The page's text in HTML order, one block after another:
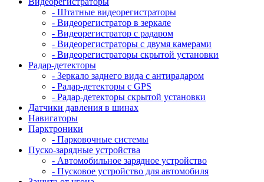
- Штатные видеорегистраторы
- Видеорегистратор в зеркале
- Видеорегистратор с радаром
- Видеорегистраторы с двумя камерами
- Видеорегистраторы скрытой установки
Радар-детекторы
- Зеркало заднего вида с антирадаром
- Радар-детекторы с GPS
- Радар-детекторы скрытой установки
Датчики давления в шинах
Навигаторы
Парктроники
- Парковочные системы
Пуско-зарядные устройства
- Автомобильное зарядное устройство
- Пусковое устройство для автомобиля